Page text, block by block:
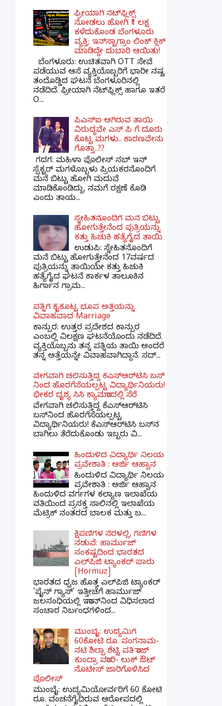
ಫ್ರೀಯಾಗಿ ನೆಟ್‌ಫ್ಲಿಕ್ಸ್
ನೋಡಲು ಹೋಗಿ ₹1 ಲಕ್ಷ
ಕಳೆದುಕೊಂಡ ಬೆಂಗಳೂರು
ವ್ಯಕ್ತಿ; ಇನ್‌ಸ್ಟಾಗ್ರಾಂ ಲಿಂಕ್ ಕ್ಲಿಕ್
ಮಾಡಿದ್ದೇ ದುಬಾರಿ ಆಯಿತು!
ಬೆಂಗಳೂರು: ಉಚಿತವಾಗಿ OTT ಸೇವೆ
ಪಡೆಯುವ ಆಸೆ ವ್ಯಕ್ತಿಯೊಬ್ಬರಿಗೆ ಭಾರೀ ನಷ್ಟ
ತಂದೊಡ್ಡಿದ ಘಟನೆ ಬೆಂಗಳೂರಿನಲ್ಲಿ
ನಡೆದಿದೆ. ಫ್ರೀಯಾಗಿ ನೆಟ್‌ಫ್ಲಿಕ್ಸ್ ಹಾಗೂ ಇತರೆ
O...
ಪಿಎಸ್​ಐ ಆಗಿರುವ ತಾಯಿ
ವಿರುದ್ಧವೇ ಎಸ್ ಪಿ ಗೆ ದೂರು
ಕೊಟ್ಟ ಮಗಳು.. ಕಾರಣವೇನು
ಗೊತ್ತಾ..??
ಗದಗ​: ಮಹಿಳಾ ಪೊಲೀಸ್​ ಸಬ್ ​ಇನ್​
ಸ್ಪೆಕ್ಟರ್​ ಮಗಳೊಬ್ಬಳು ಪ್ರಿಯಕರನೊಂದಿಗೆ
ಮನೆ ಬಿಟ್ಟು ಹೋಗಿ ಮದುವೆ
ಮಾಡಿಕೊಂಡಿದ್ದು, ನಮಗೆ ರಕ್ಷಣೆ ಕೊಡಿ
ಎಂದು ತಾಯ...
ಸ್ನೇಹಿತನೊಂದಿಗೆ ಮನೆ ಬಿಟ್ಟು
ಹೋಗುತ್ತೇನೆಂದ ಪುತ್ರಿಯನ್ನು
ಕತ್ತು ಹಿಚುಕಿ ಹತ್ಯೆಗೈದ ತಾಯಿ
ಉಡುಪಿ: ಸ್ನೇಹಿತನೊಂದಿಗೆ
ಮನೆ ಬಿಟ್ಟು ಹೋಗುತ್ತೇನೆಂದ 17ವರ್ಷದ
ಪುತ್ರಿಯನ್ನು ತಾಯಿಯೇ ಕತ್ತು ಹಿಚುಕಿ
ಹತ್ಯೆಗೈದ ಘಟನೆ ಕಾರ್ಕಳ ತಾಲೂಕಿನ
ಹಿರ್ಗಾನ ಗ್ರಾಮ...
ಪತ್ನಿಗೆ ಕೈಕೊಟ್ಟ ಭೂಪ ಅತ್ತೆಯನ್ನು
ವಿವಾಹವಾದ Marriage
ಕಾನ್ಪುರ: ಉತ್ತರ ಪ್ರದೇಶದ ಕಾನ್ಪುರ
ಎಂಬಲ್ಲಿ ವಿಲಕ್ಷಣ ಘಟನೆಯೊಂದು ನಡೆದಿದೆ.
ವ್ಯಕ್ತಿಯೊಬ್ಬನು ತನ್ನ ಪತ್ನಿಯ ತಾಯಿ ಅಂದರೆ
ತನ್ನ ಅತ್ತೆಯನ್ನೇ ವಿವಾಹವಾಗಿದ್ದಾನೆ. ಸದ್...
ವೇಗವಾಗಿ ಚಲಿಸುತ್ತಿದ್ದ ಕೆಎಸ್​ಆರ್​ಟಿಸಿ ಬಸ್​
ನಿಂದ ಹೊರಗೆಸೆಯಲ್ಪಟ್ಟ ವಿದ್ಯಾರ್ಥಿನಿಯರು!
ಭೀಕರ ದೃಶ್ಯ ಸಿಸಿ ಕ್ಯಾಮರಾದಲ್ಲಿ ಸೆರೆ
ವೇಗವಾಗಿ ಚಲಿಸುತ್ತಿದ್ದ ಕೆಎಸ್‌ಆರ್‌ಟಿಸಿ
ಬಸ್‌ನಿಂದ ಹೊರಗೆಸೆಯಲ್ಪಟ್ಟ
ವಿದ್ಯಾರ್ಥಿನಿಯರು! ಕೆಎಸ್‌ಆರ್‌ಟಿಸಿ ಬಸ್‌ನ
ಬಾಗಿಲು ತೆರೆದುಕೊಂಡು ಇಬ್ಬರು ವಿ...
ಹಿಂದುಳಿದ ವಿದ್ಯಾರ್ಥಿ ನಿಲಯ
ಪ್ರವೇಶಾತಿ : ಅರ್ಜಿ ಆಹ್ವಾನ
ಹಿಂದುಳಿದ ವಿದ್ಯಾರ್ಥಿ ನಿಲಯ
ಪ್ರವೇಶಾತಿ : ಅರ್ಜಿ ಆಹ್ವಾನ
ಹಿಂದುಳಿದ ವರ್ಗಗಳ ಕಲ್ಯಾಣ ಇಲಾಖೆಯ
ವತಿಯಿಂದ ಪ್ರಸಕ್ತ ಸಾಲಿನಲ್ಲಿ ಇಲಾಖೆಯ
ಮೆಟ್ರಿಕ್ ನಂತರದ ಬಾಲಕ ಮತ್ತು ಬ...
ಕ್ಷಿಪಣಿಗಳ ನೆರಳಲ್ಲಿ, ಗಣಿಗಳ
ನಡುವೆ: ಹಾರ್ಮುಜ್
ಸಂಕಷ್ಟದಿಂದ ಭಾರತದ
ಎಲ್‌ಪಿಜಿ ಟ್ಯಾಂಕರ್ ಪಾರು
[Hormuz]
ಭಾರತದ ಧ್ವಜ ಹೊತ್ತ ಎಲ್‌ಪಿಜಿ ಟ್ಯಾಂಕರ್
'ಪೈನ್ ಗ್ಯಾಸ್' ಇತ್ತೀಚೆಗೆ ಹಾರ್ಮುಜ್
ಜಲಸಂಧಿಯಲ್ಲಿ ಇರಾನ್‌ನಿಂದ ವಿಧಿಸಲಾದ
ಸಂಚಾರ ನಿರ್ಬಂಧಗಳಿಂದ...
ಮುಂಬೈ: ಉದ್ಯಮಿಗೆ
60ಕೋಟಿ ರೂ. ಪಂಗನಾಮ-
ನಟಿ ಶಿಲ್ಪಾ ಶೆಟ್ಟಿ ಪತಿ ರಾಜ್
ಕುಂದ್ರಾ ಪರಾರಿ- ಲುಕ್ ಔಟ್
ನೊಟೀಸ್ ಜಾರಿಗೊಳಿಸಿದ
ಪೊಲೀಸ್
ಮುಂಬೈ: ಉದ್ಯಮಿಯೋರ್ವರಿಗೆ 60 ಕೋಟಿ
ರೂ. ವಂಚನೆಗೈದಿರುವ ಆರೋಪದಲ್ಲಿ